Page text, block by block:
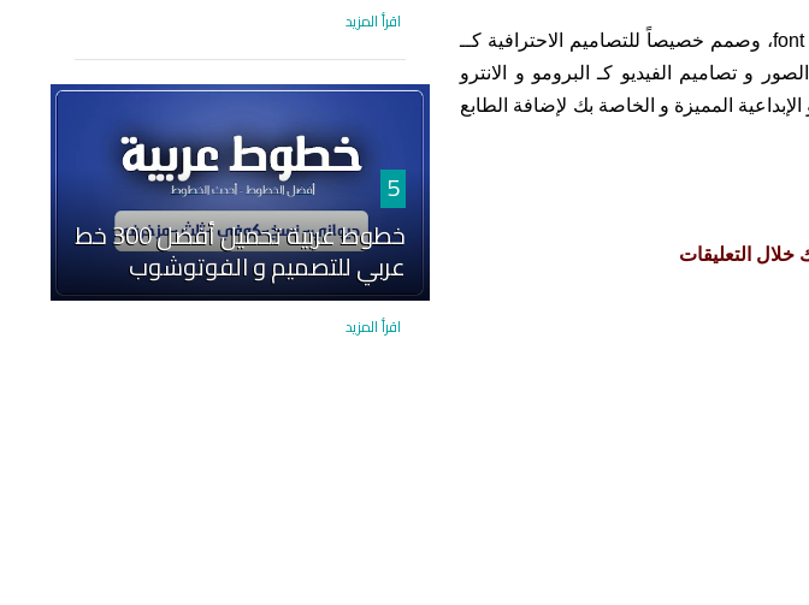
خط انجليزي EXCELCO هو خط مميز لمعظم المصممين و محرريى الصور font cool and font style، وصمم خصيصاً للتصاميم الاحترافية كــ
و تصاميم الفيديو كـ البرومو و الانترو
المميزة و الخاصة بك لإضافة الطابع
خلال التعليقات
اقرأ المزيد
5
خطوط عربية تحميل أفضل 300 خط
عربي للتصميم و الفوتوشوب
اقرأ المزيد